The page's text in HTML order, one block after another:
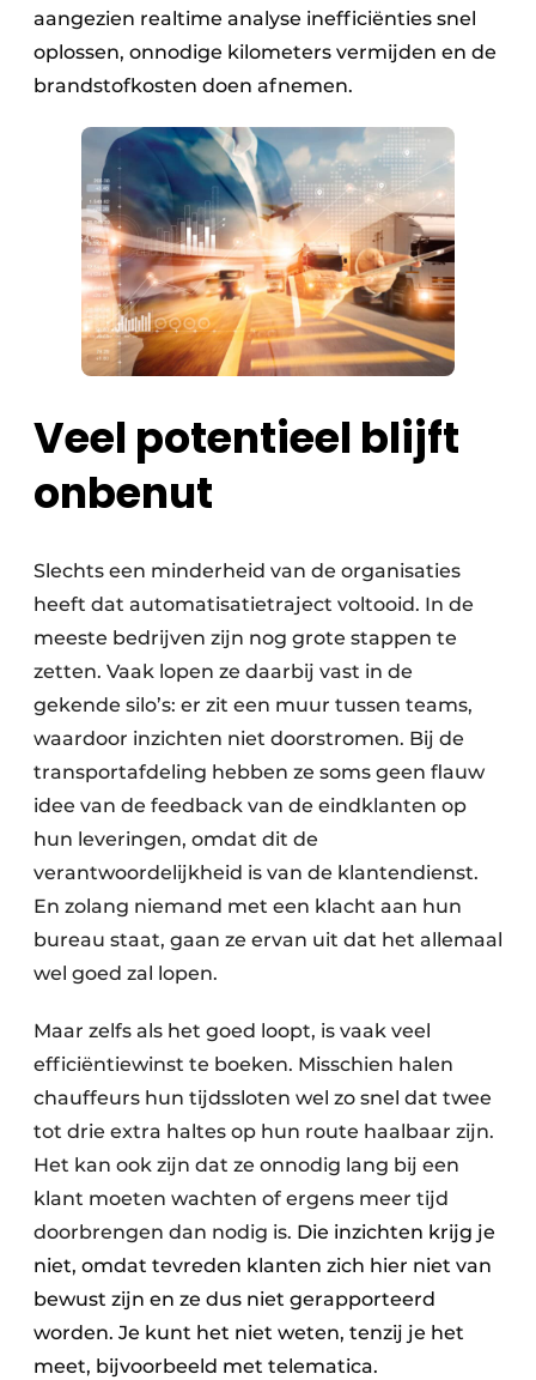
aangezien realtime analyse inefficiënties snel
oplossen, onnodige kilometers vermijden en de
brandstofkosten doen afnemen.
Veel potentieel blijft
onbenut
Slechts een minderheid van de organisaties
heeft dat automatisatietraject voltooid. In de
meeste bedrijven zijn nog grote stappen te
zetten. Vaak lopen ze daarbij vast in de
gekende silo’s: er zit een muur tussen teams,
waardoor inzichten niet doorstromen. Bij de
transportafdeling hebben ze soms geen flauw
idee van de feedback van de eindklanten op
hun leveringen, omdat dit de
verantwoordelijkheid is van de klantendienst.
En zolang niemand met een klacht aan hun
bureau staat, gaan ze ervan uit dat het allemaal
wel goed zal lopen.
Maar zelfs als het goed loopt, is vaak veel
efficiëntiewinst te boeken. Misschien halen
chauffeurs hun tijdssloten wel zo snel dat twee
tot drie extra haltes op hun route haalbaar zijn.
Het kan ook zijn dat ze onnodig lang bij een
klant moeten wachten of ergens meer tijd
doorbrengen dan nodig is. Die inzichten krijg je
niet, omdat tevreden klanten zich hier niet van
bewust zijn en ze dus niet gerapporteerd
worden. Je kunt het niet weten, tenzij je het
meet, bijvoorbeeld met telematica.